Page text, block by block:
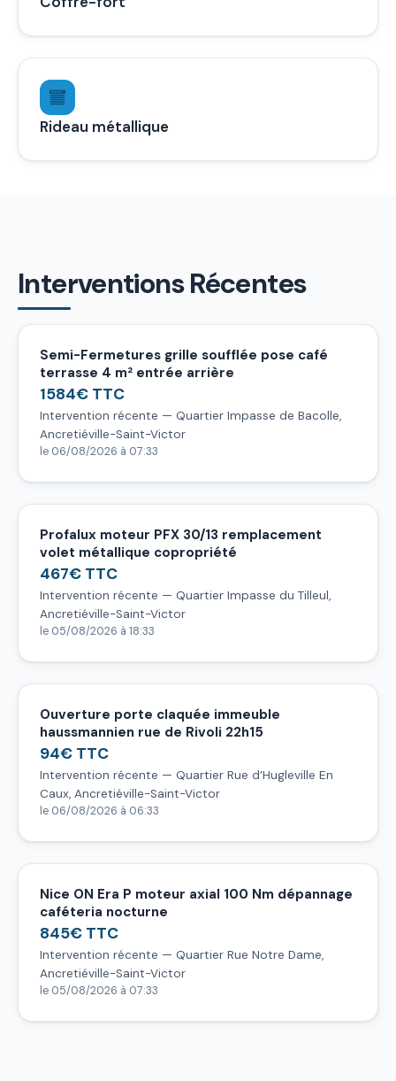
Rideau métallique
Interventions Récentes
Semi-Fermetures grille soufflée pose café
terrasse 4 m² entrée arrière
1584€ TTC
Intervention récente — Quartier Impasse de Bacolle,
Ancretiéville-Saint-Victor
le 06/08/2026 à 07:33
Profalux moteur PFX 30/13 remplacement
volet métallique copropriété
467€ TTC
Intervention récente — Quartier Impasse du Tilleul,
Ancretiéville-Saint-Victor
le 05/08/2026 à 18:33
Ouverture porte claquée immeuble
haussmannien rue de Rivoli 22h15
94€ TTC
Intervention récente — Quartier Rue d’Hugleville En
Caux, Ancretiéville-Saint-Victor
le 06/08/2026 à 06:33
Nice ON Era P moteur axial 100 Nm dépannage
caféteria nocturne
845€ TTC
Intervention récente — Quartier Rue Notre Dame,
Ancretiéville-Saint-Victor
le 05/08/2026 à 07:33